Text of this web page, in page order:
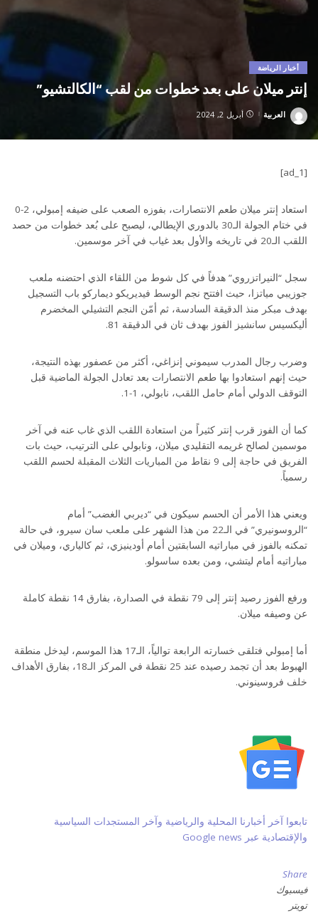
أخبار الرياضة
إنتر ميلان على بعد خطوات من لقب “الكالتشيو”
Posted
العربية أبريل 2, 2024
[ad_1]
استعاد إنتر ميلان طعم الانتصارات، بفوزه الصعب على ضيفه إمبولي، 2-0
في ختام الجولة الـ30 بالدوري الإيطالي، ليصبح على بُعد خطوات من حصد
اللقب الـ20 في تاريخه والأول بعد غياب في آخر موسمين.
سجل “النيراتزروي” هدفاً في كل شوط من اللقاء الذي احتضنه ملعب
جوزيبي مياتزا، حيث افتتح نجم الوسط فيديريكو ديماركو باب التسجيل
بهدف مبكر منذ الدقيقة السادسة، ثم أمّن النجم التشيلي المخضرم
أليكسيس سانشيز الفوز بهدف ثان في الدقيقة 81.
وضرب رجال المدرب سيموني إنزاغي، أكثر من عصفور بهذه النتيجة،
حيث إنهم استعادوا بها طعم الانتصارات بعد تعادل الجولة الماضية قبل
التوقف الدولي أمام حامل اللقب، نابولي، 1-1.
كما أن الفوز قرب إنتر كثيراً من استعادة اللقب الذي غاب عنه في آخر
موسمين لصالح غريمه التقليدي ميلان، ونابولي على الترتيب، حيث بات
الفريق في حاجة إلى 9 نقاط من المباريات الثلاث المقبلة لحسم اللقب
رسمياً.
ويعني هذا الأمر أن الحسم سيكون في “ديربي الغضب” أمام
“الروسونيري” في الـ22 من هذا الشهر على ملعب سان سيرو، في حالة
تمكنه بالفوز في مباراتيه السابقتين أمام أودينيزي، ثم كالياري، وميلان في
مباراتيه أمام ليتشي، ومن بعده ساسولو.
ورفع الفوز رصيد إنتر إلى 79 نقطة في الصدارة، بفارق 14 نقطة كاملة
عن وصيفه ميلان.
أما إمبولي فتلقى خسارته الرابعة توالياً، الـ17 هذا الموسم، ليدخل منطقة
الهبوط بعد أن تجمد رصيده عند 25 نقطة في المركز الـ18، بفارق الأهداف
خلف فروسينوني.
تابعوا آخر أخبارنا المحلية والرياضية وآخر المستجدات السياسية
والإقتصادية عبر Google news
Share
فيسبوك
تويتر